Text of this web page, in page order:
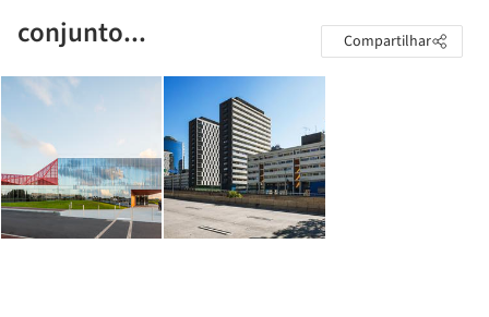
conjunto... Compartilhar